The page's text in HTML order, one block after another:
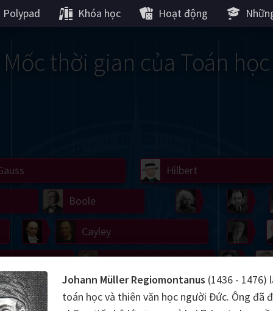
Polypad Khóa học Hoạt động
Mốc thời gian của Toán học
von
Cox
Einstein
Hilbert
Kovalevskaya
Dedekind
Cayley
Boole
Hamilton
Abel
Lobachevsky
Somerville
Johann Müller Regiomontanus (1436 - 1476)
toán học và thiên văn học người Đức. Ông đã